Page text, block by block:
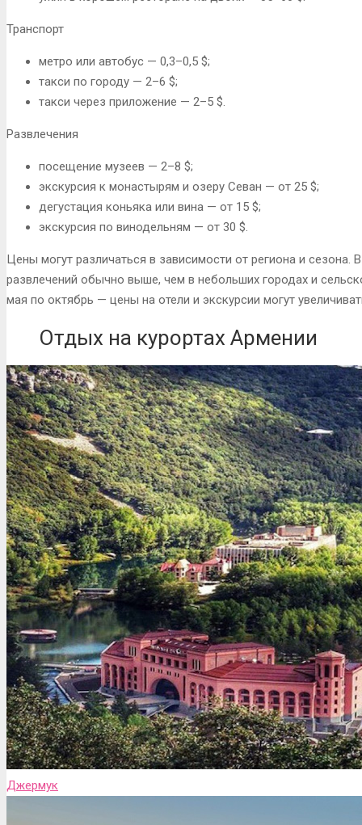
Транспорт
метро или автобус — 0,3–0,5 $;
такси по городу — 2–6 $;
такси через приложение — 2–5 $.
Развлечения
посещение музеев — 2–8 $;
экскурсия к монастырям и озеру Севан — от 25 $;
дегустация коньяка или вина — от 15 $;
экскурсия по винодельням — от 30 $.
Цены могут различаться в зависимости от региона и сезона.
развлечений обычно выше, чем в небольших городах и
мая по октябрь — цены на отели и экскурсии могут
Отдых на курортах Армении
Джермук